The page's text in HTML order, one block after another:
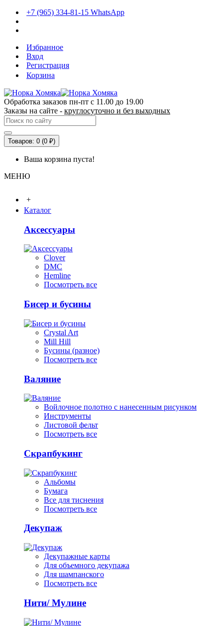
+7 (965) 334-81-15 WhatsApp
Избранное
Вход
Регистрация
Корзина
Обработка заказов пн-пт с 11.00 до 19.00
Заказы на сайте - круглосуточно и без выходных
Товаров: 0 (0 ₽)
Ваша корзина пуста!
МЕНЮ
+
Каталог
Аксессуары
Clover
DMC
Hemline
Посмотреть все
Бисер и бусины
Crystal Art
Mill Hill
Бусины (разное)
Посмотреть все
Валяние
Войлочное полотно с нанесенным рисунком
Инструменты
Листовой фельт
Посмотреть все
Скрапбукинг
Альбомы
Бумага
Все для тиснения
Посмотреть все
Декупаж
Декупажные карты
Для объемного декупажа
Для шампанского
Посмотреть все
Нити/ Мулине